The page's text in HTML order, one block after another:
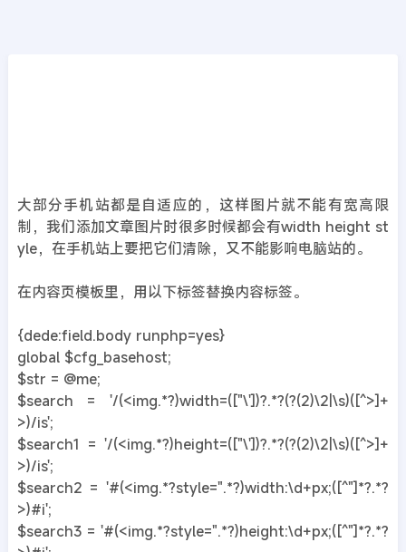
大部分手机站都是自适应的，这样图片就不能有宽高限
制，我们添加文章图片时很多时候都会有width height st
yle，在手机站上要把它们清除，又不能影响电脑站的。
在内容页模板里，用以下标签替换内容标签。
{dede:field.body runphp=yes}
global $cfg_basehost;
$str = @me;
$search = '/(<img.*?)width=(["\'])?.*?(?(2)\2|\s)([^>]+
>)/is';
$search1 = '/(<img.*?)height=(["\'])?.*?(?(2)\2|\s)([^>]+
>)/is';
$search2 = '#(<img.*?style=".*?)width:\d+px;([^"]*?.*?
>)#i';
$search3 = '#(<img.*?style=".*?)height:\d+px;([^"]*?.*?